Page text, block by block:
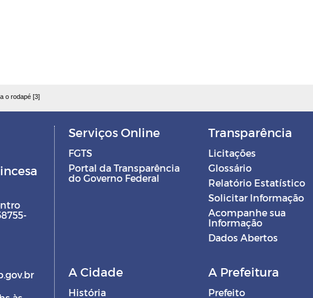
o rodapé [3]
Serviços Online
FGTS
Portal da Transparência
do Governo Federal
Transparência
Licitações
Glossário
Relatório Estatístico
Solicitar Informação
Acompanhe sua
Informação
Dados Abertos
A Cidade
História
A Prefeitura
Prefeito